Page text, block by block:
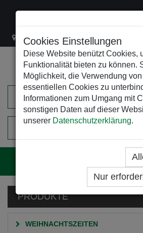
Cookies Einstellungen
Diese Website benützt Cookies,
Funktionalität bieten zu können.
Möglichkeit, die Verwendung
essentiellen Cookies zu
Informationen zum Umgang mit
sonstigen Daten auf dieser
unserer Datenschutzerklärung.
Nur
Lacknergasse 78 +43/1/470 37 00
PRODUKTE
WEIHNACHTSZEITEN